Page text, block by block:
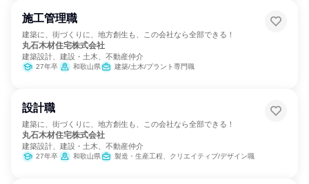
施工管理職
建築に、街づくりに、地方創生も、この会社なら全部できる！
丸石木材住宅株式会社
建築設計、建設・土木、不動産仲介
27年卒 和歌山県 建築/土木/プラント専門職
設計職
建築に、街づくりに、地方創生も、この会社なら全部できる！
丸石木材住宅株式会社
建築設計、建設・土木、不動産仲介
27年卒 和歌山県 製造・生産工程、クリエイティブ/デザイン職